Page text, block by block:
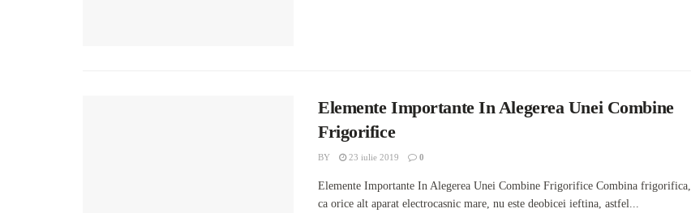
Elemente Importante In Alegerea Unei Combine
Frigorifice
BY 23 iulie 2019 0
Elemente Importante In Alegerea Unei Combine Frigorifice Combina frigorifica,
ca orice alt aparat electrocasnic mare, nu este deobicei ieftina, astfel...